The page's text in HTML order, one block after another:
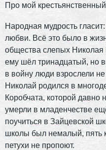
Про мой крестьянственный
Народная мудрость
любви. Всё это было в
общества слепых Николая
ему шёл тринадцатый, но
в войну люди взрослели
Николай родился в
Коробчата, которой давно
умерли в младенчестве
поучиться в Зайцевской
школы был немалый, пять
петухи не пропоют.